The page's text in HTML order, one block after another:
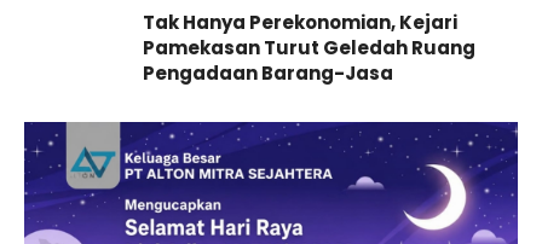
Tak Hanya Perekonomian, Kejari
Pamekasan Turut Geledah Ruang
Pengadaan Barang-Jasa